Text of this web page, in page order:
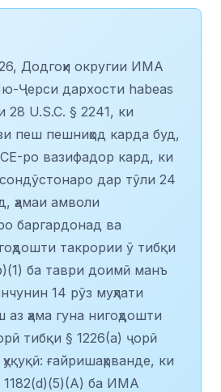
Додгоҳи округии ИМА
Ҷерси дархости habeas
U.S.C. § 2241, ки
пеш пешниҳод карда буд,
ро вазифадор кард, ки
дар тӯли 24
ҳамаи амволи
баргардонад ва
такрории ӯ тибқи
ба таври доимӣ манъ
14 рӯз муҳлати
ҳама гуна нигоҳдошти
тибқи § 1226(a) ҷорӣ
ғайришаҳрванде, ки
1182(d)(5)(A) ба ИМА